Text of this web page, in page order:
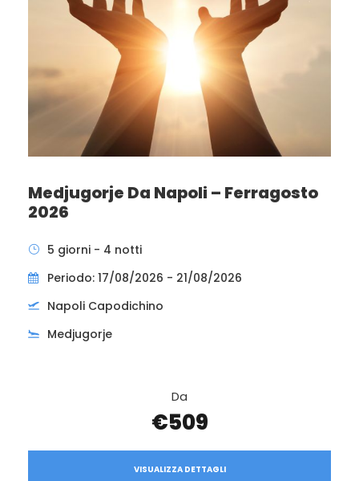
Medjugorje Da Napoli – Ferragosto
2026
5 giorni - 4 notti
Periodo: 17/08/2026 - 21/08/2026
Napoli Capodichino
Medjugorje
Da
€509
VISUALIZZA DETTAGLI